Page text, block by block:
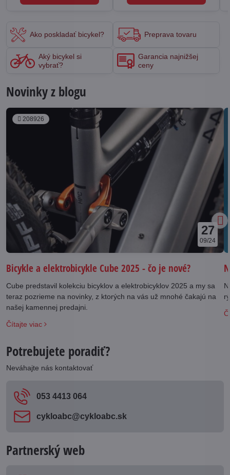
Novinky z blogu
208926
27
09/24
Bicykle a elektrobicykle Cube 2025 - čo je nové?
Cube predstavil kolekciu bicyklov a elektrobicyklov 2025 a my sa
teraz pozrieme na novinky, z ktorých na vás už mnohé čakajú na
našej kamennej predajni.
Čítajte viac
Ako poskladať bicykel? Preprava tovaru
Aký bicykel si
vybrať?
Garancia najnižšej
ceny
Potrebujete poradiť?
Neváhajte nás kontaktovať
053 4413 064
cykloabc​@cykloabc​.sk
Partnerský web